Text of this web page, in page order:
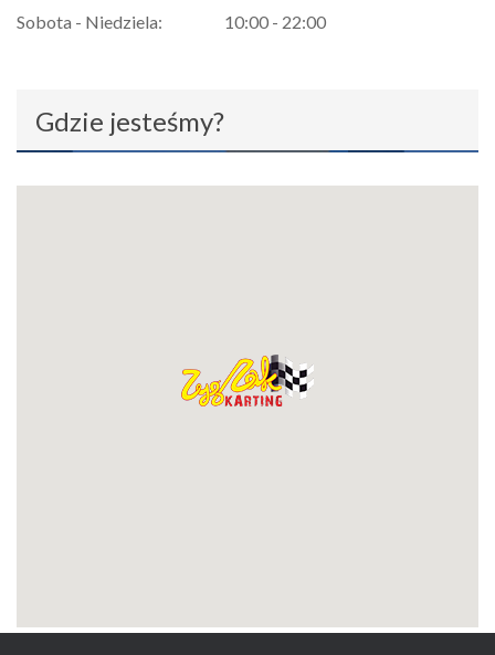
Sobota - Niedziela: 10:00 - 22:00
Gdzie jesteśmy?